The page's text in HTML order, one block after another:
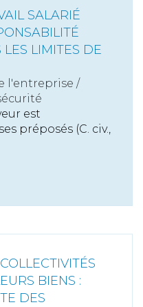
SALARIÉ
LES LIMITES DE
l'entreprise /
est
préposés (C. civ.,
BIENS :
DES